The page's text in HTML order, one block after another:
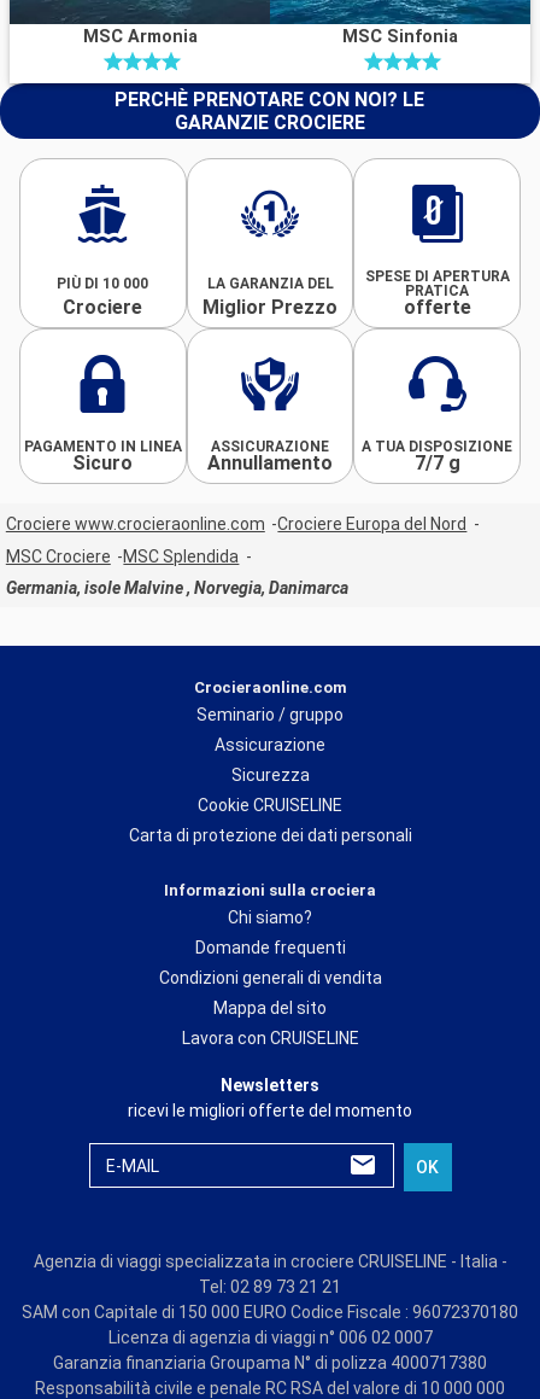
MSC Armonia MSC Sinfonia
PERCHÈ PRENOTARE CON NOI? LE
GARANZIE CROCIERE
PIÙ DI 10 000
Crociere
LA GARANZIA DEL
Miglior Prezzo
SPESE DI APERTURA
PRATICA
offerte
PAGAMENTO IN LINEA
Sicuro
ASSICURAZIONE
Annullamento
A TUA DISPOSIZIONE
7/7 g
Crociere www.crocieraonline.com
Crociere Europa del Nord
MSC Crociere
MSC Splendida
Germania, isole Malvine , Norvegia, Danimarca
Crocieraonline.com
Seminario / gruppo
Assicurazione
Sicurezza
Cookie CRUISELINE
Carta di protezione dei dati personali
Informazioni sulla crociera
Chi siamo?
Domande frequenti
Condizioni generali di vendita
Mappa del sito
Lavora con CRUISELINE
Newsletters
ricevi le migliori offerte del momento
E-MAIL OK
Agenzia di viaggi specializzata in crociere CRUISELINE - Italia -
Tel: 02 89 73 21 21
SAM con Capitale di 150 000 EURO Codice Fiscale : 96072370180
Licenza di agenzia di viaggi n° 006 02 0007
Garanzia finanziaria Groupama N° di polizza 4000717380
Responsabilità civile e penale RC RSA del valore di 10 000 000